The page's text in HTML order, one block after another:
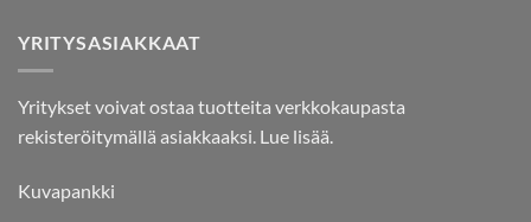
YRITYSASIAKKAAT
Yritykset voivat ostaa tuotteita verkkokaupasta
rekisteröitymällä asiakkaaksi. Lue lisää.
Kuvapankki